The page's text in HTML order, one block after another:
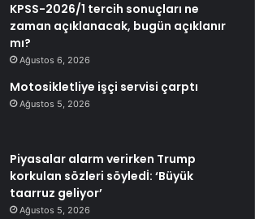
KPSS-2026/1 tercih sonuçları ne
zaman açıklanacak, bugün açıklanır
mı?
Ağustos 6, 2026
Motosikletliye işçi servisi çarptı
Ağustos 5, 2026
Piyasalar alarm verirken Trump
korkulan sözleri söyledİ: ‘Büyük
taarruz geliyor’
Ağustos 5, 2026